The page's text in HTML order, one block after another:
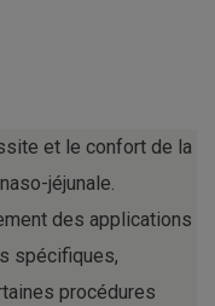
et le confort de la
jéjunale.
des applications
spécifiques,
procédures